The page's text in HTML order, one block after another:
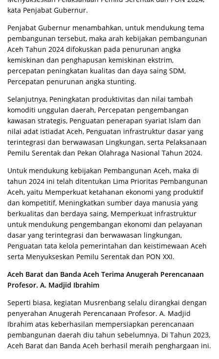
kata Penjabat Gubernur.
Penjabat Gubernur menambahkan, untuk mendukung tema
pembangunan tersebut, maka arah kebijakan pembangunan
Aceh Tahun 2024 difokuskan pada penurunan angka
kemiskinan dan penghapusan kemiskinan ekstrim,
percepatan peningkatan kualitas dan daya saing SDM,
Percepatan penurunan angka stunting.
Selanjutnya, Peningkatan produktivitas dan nilai tambah
komoditi unggulan daerah, Percepatan pengembangan
kawasan strategis, Penguatan penerapan syariat Islam dan
nilai adat istiadat Aceh, Penguatan infrastruktur dasar yang
terintegrasi dan berwawasan Lingkungan, serta Pelaksanaan
Pemilu Serentak dan Pekan Olahraga Nasional Tahun 2024.
Untuk mendukung kebijakan Pembangunan Aceh, maka di
tahun 2024 ini telah ditentukan Lima Prioritas Pembangunan
Aceh, yaitu Memperkuat ketahanan ekonomi yang produktif
dan kompetitif, Meningkatkan sumber daya manusia yang
berkualitas dan berdaya saing, Memperkuat infrastruktur
untuk mendukung pengembangan ekonomi dan pelayanan
dasar yang terintegrasi dan berwawasan lingkungan,
Penguatan tata kelola pemerintahan dan keistimewaan Aceh
serta Menyukseskan Pemilu Serentak dan PON XXI.
Aceh Barat dan Banda Aceh Terima Anugerah Perencanaan
Profesor. A. Madjid Ibrahim
Seperti biasa, kegiatan Musrenbang selalu dirangkai dengan
penyerahan Anugerah Perencanaan Profesor. A. Madjid
Ibrahim atas keberhasilan mempersiapkan perencanaan
pembangunan daerah diu tahun sebelumnya. Di Tahun 2023,
Aceh Barat dan Banda Aceh berhasil meraih penghargaan ini.